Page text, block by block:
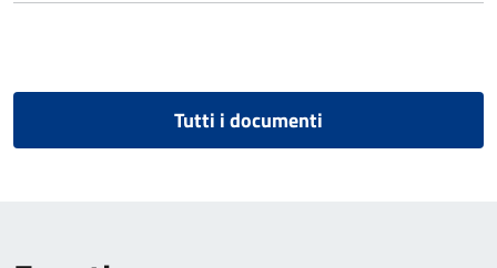
Tutti i documenti